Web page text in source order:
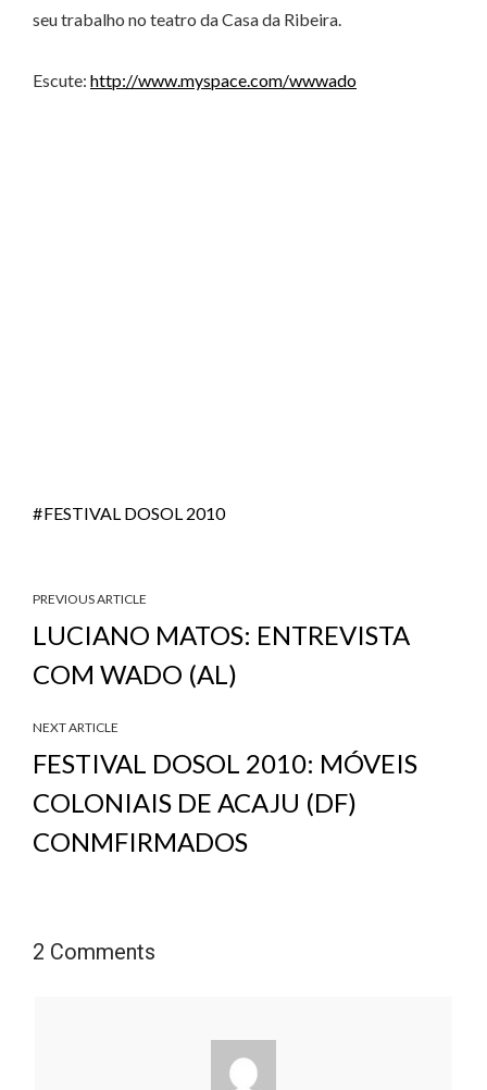
seu trabalho no teatro da Casa da Ribeira.
Escute: http://www.myspace.com/wwwado
FESTIVAL DOSOL 2010
PREVIOUS ARTICLE
LUCIANO MATOS: ENTREVISTA
COM WADO (AL)
NEXT ARTICLE
FESTIVAL DOSOL 2010: MÓVEIS
COLONIAIS DE ACAJU (DF)
CONMFIRMADOS
2 Comments